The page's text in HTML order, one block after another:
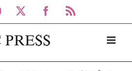
YouTube Facebook